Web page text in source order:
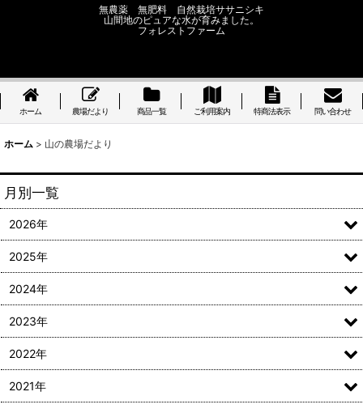
無農薬 無肥料 自然栽培ササニシキ
山間地のピュアな水が育みました。
フォレストファーム
ホーム 農場だより 商品一覧 ご利用案内 特商法表示 問い合わせ
ホーム > 山の農場だより
月別一覧
2026年
2025年
2024年
2023年
2022年
2021年